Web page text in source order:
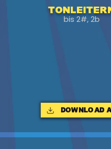
bis 2#, 2b
Download